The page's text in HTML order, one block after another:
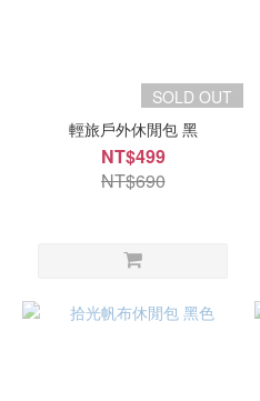
SOLD OUT
輕旅戶外休閒包 黑
NT$499
NT$690